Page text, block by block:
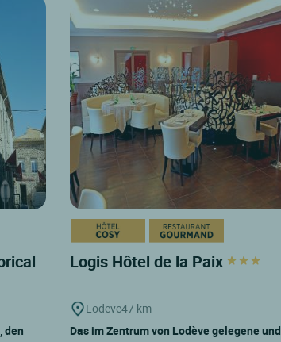
den
Logis Hôtel de la Paix
Lodeve47 km
Das im Zentrum von Lodève gelegene und